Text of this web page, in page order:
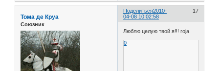
Поделиться 17
2010-
04-08 10:02:58
Тома де Круа
Союзник
Люблю целую твой я!!! roja
0